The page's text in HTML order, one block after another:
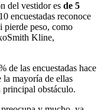
del vestidor es de 5
encuestadas reconoce
pierde peso, como
Kline,
de las encuestadas hace
mayoría de ellas
principal obstáculo.